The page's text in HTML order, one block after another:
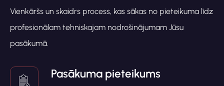
Vienkāršs un skaidrs process, kas sākas no pieteikuma līdz
profesionālam tehniskajam nodrošinājumam Jūsu
pasākumā.
Pasākuma pieteikums